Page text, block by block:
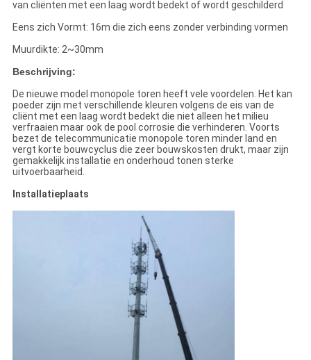
van cliënten met een laag wordt bedekt of wordt geschilderd
Eens zich Vormt: 16m die zich eens zonder verbinding vormen
Muurdikte: 2~30mm
Beschrijving:
De nieuwe model monopole toren heeft vele voordelen. Het kan
poeder zijn met verschillende kleuren volgens de eis van de
cliënt met een laag wordt bedekt die niet alleen het milieu
verfraaien maar ook de pool corrosie die verhinderen. Voorts
bezet de telecommunicatie monopole toren minder land en
vergt korte bouwcyclus die zeer bouwskosten drukt, maar zijn
gemakkelijk installatie en onderhoud tonen sterke
uitvoerbaarheid.
Installatieplaats